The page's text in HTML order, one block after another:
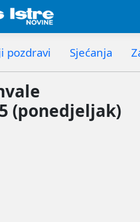
pozdravi Sjećanja
(ponedjeljak)